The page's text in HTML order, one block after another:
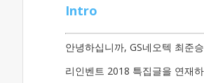
Intro
안녕하십니까, GS네오텍 최준
리인벤트 2018 특집글을 연재